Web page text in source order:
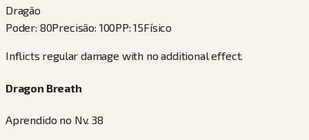
Dragão
Poder: 80Precisão: 100PP:15Físico
Inflicts regular damage with no additional effect.
Dragon Breath
Aprendido no Nv. 38